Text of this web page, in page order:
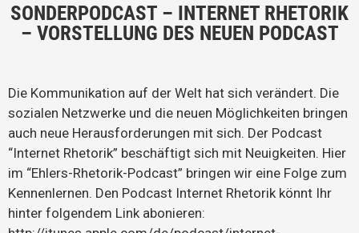
SONDERPODCAST – INTERNET RHETORIK
– VORSTELLUNG DES NEUEN PODCAST
Die Kommunikation auf der Welt hat sich verändert. Die
sozialen Netzwerke und die neuen Möglichkeiten bringen
auch neue Herausforderungen mit sich. Der Podcast
“Internet Rhetorik” beschäftigt sich mit Neuigkeiten. Hier
im “Ehlers-Rhetorik-Podcast” bringen wir eine Folge zum
Kennenlernen. Den Podcast Internet Rhetorik könnt Ihr
hinter folgendem Link abonieren: